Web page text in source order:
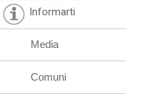
Informarti
Media
Comuni